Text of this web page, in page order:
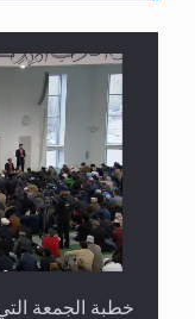
القرآن قاضٍ
العكس
خطبة الجمعة